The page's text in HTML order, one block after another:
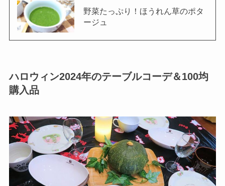
野菜たっぷり！ほうれん草のポタ
ージュ
ハロウィン2024年のテーブルコーデ＆100均
購入品